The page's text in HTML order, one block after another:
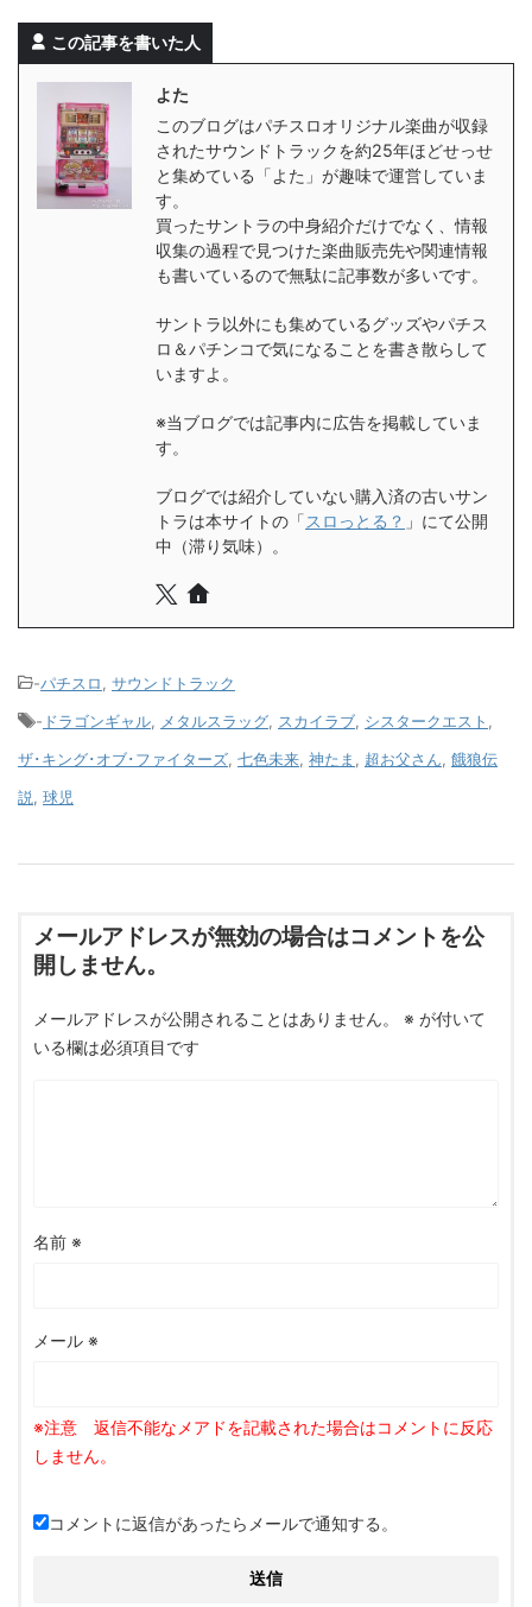
この記事を書いた人
よた
このブログはパチスロオリジナル楽曲が収録
されたサウンドトラックを約25年ほどせっせ
と集めている「よた」が趣味で運営していま
す。
買ったサントラの中身紹介だけでなく、情報
収集の過程で見つけた楽曲販売先や関連情報
も書いているので無駄に記事数が多いです。
サントラ以外にも集めているグッズやパチス
ロ＆パチンコで気になることを書き散らして
いますよ。
※当ブログでは記事内に広告を掲載していま
す。
ブログでは紹介していない購入済の古いサン
トラは本サイトの「スロっとる？ 」にて公開
中（滞り気味）。
-パチスロ
サウンドトラック
- ドラゴンギャル メタルスラッグ スカイラブ シスタークエスト
ザ･キング･オブ･ファイターズ 七色未来 神たま 超お父さん 餓狼伝
説
球児
メールアドレスが無効の場合はコメントを公
開しません。
メールアドレスが公開されることはありません。 ※ が付いて
いる欄は必須項目です
名前 ※
メール ※
コメントに返信があったらメールで通知する。